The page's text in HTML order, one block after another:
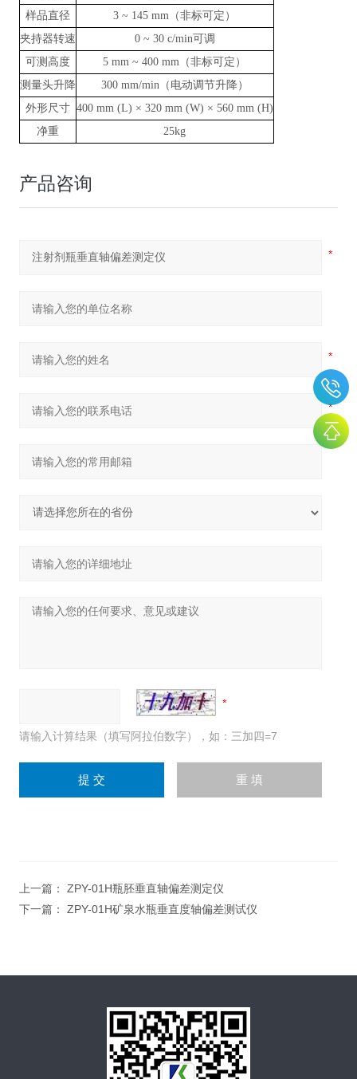
样品直径
3 ~ 145 mm（非标可定）
夹持器转速
0 ~ 30 c/min可调
可测高度
5 mm ~400 mm（非标可定）
测量头升降
300 mm/min（电动调节升降）
外形尺寸 400 mm (L) × 320 mm (W) × 560 mm (H)
净重
25kg
产品咨询
请输入计算结果（填写阿拉伯数字），如：三加四=7
上一篇： ZPY-01H瓶胚垂直轴偏差测定仪
下一篇： ZPY-01H矿泉水瓶垂直度轴偏差测试仪